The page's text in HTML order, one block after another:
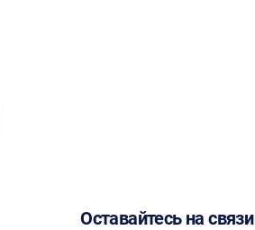
Оставайтесь на связи